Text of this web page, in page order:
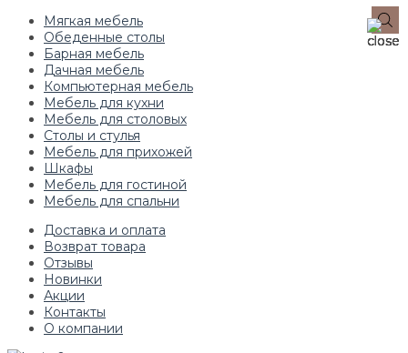
Мягкая мебель
Обеденные столы
Барная мебель
Дачная мебель
Компьютерная мебель
Мебель для кухни
Мебель для столовых
Столы и стулья
Мебель для прихожей
Шкафы
Мебель для гостиной
Мебель для спальни
Доставка и оплата
Возврат товара
Отзывы
Новинки
Акции
Контакты
О компании